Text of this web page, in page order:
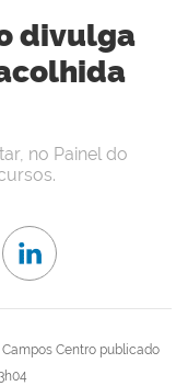
divulga
Centro publicado
no Painel do